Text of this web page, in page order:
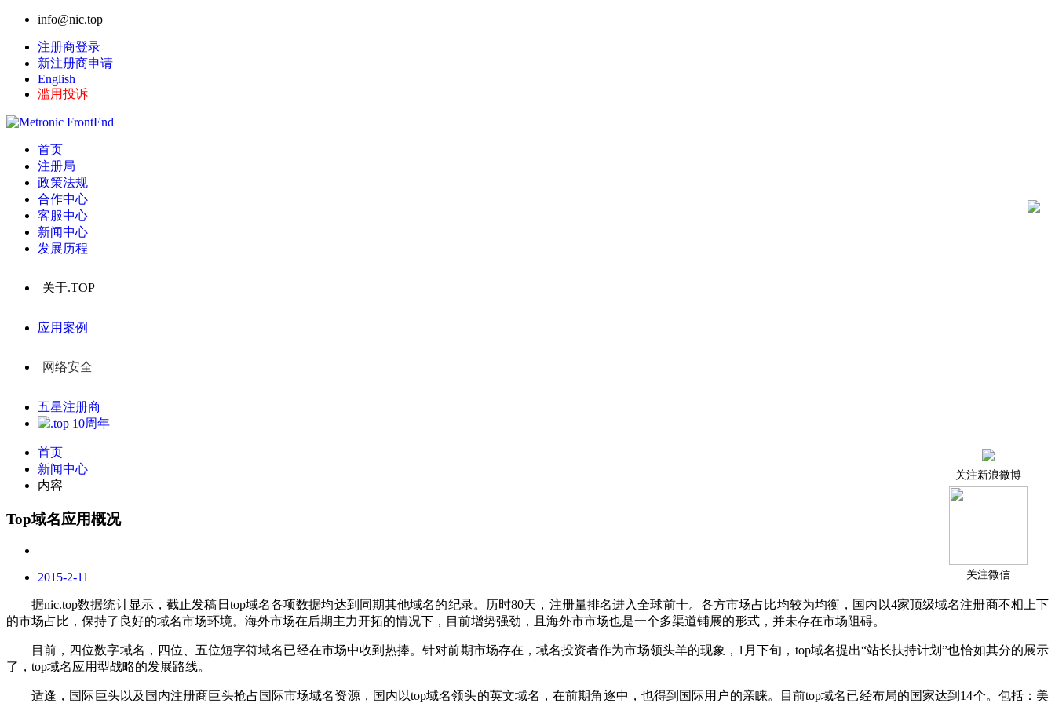
info@nic.top
注册商登录
新注册商申请
English
滥用投诉
首页
注册局
政策法规
合作中心
客服中心
新闻中心
发展历程
关于.TOP
应用案例
网络安全
五星注册商
关注新浪微博
关注微信
首页
新闻中心
内容
Top域名应用概况
2015-2-11
据nic.top数据统计显示，截止发稿日 top域名各项数据均达到同期其他域名的纪录。历时80天，注册量排名进入全球前十。各方市场占比均较为均衡，国内以4家顶级域名注册商不相上下
的市场占比，保持了良好的域名市场环境。海外市场在后期主力开拓的情况下，目前增势强劲，且海外市市场也是一个多渠道铺展的形式，并未存在市场阻碍。
目前，四位数字域名，四位、五位短字符域名已经在市场中收到热捧。针对前期市场存在，域名投资者作为市场领头羊的现象， 1月下旬， top域名提出“站长扶持计划”也恰如其分的展示
了， top域名应用型战略的发展路线。
适逢，国际巨头以及国内注册商巨头抢占国际市场域名资源，国内以top域名领头的英文域名，在前期角逐中，也得到国际用户的亲睐。目前top域名已经布局的国家达到 14个。包括：美